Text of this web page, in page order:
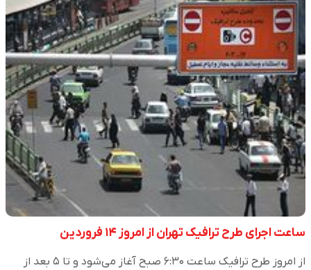
ساعت اجرای طرح ترافیک تهران از امروز ۱۴ فروردین
از امروز طرح ترافیک ساعت ۶:۳۰ صبح آغاز می‌شود و تا ۵ بعد از